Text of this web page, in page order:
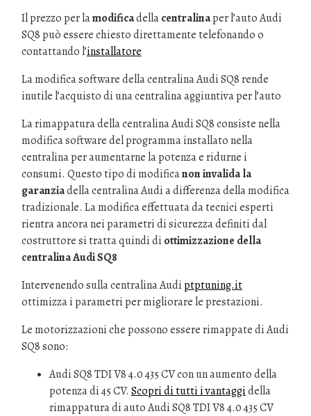
Il prezzo per lamodificadellacentralinaper l’auto Audi
SQ8 può essere chiesto direttamente telefonando o
contattando l’installatore
La modifica software della centralina Audi SQ8 rende
inutile l’acquisto di una centralina aggiuntiva per l’auto
La rimappatura della centralina Audi SQ8 consiste nella
modifica software del programma installato nella
centralina per aumentarne la potenza e ridurne i
consumi. Questo tipo di modificanon invalida la
garanziadella centralina Audi a differenza della modifica
tradizionale. La modifica effettuata da tecnici esperti
rientra ancora nei parametri di sicurezza definiti dal
costruttore si tratta quindi di ottimizzazione della
centralina Audi SQ8
Intervenendo sulla centralina Audiptptuning.it
ottimizza i parametri per migliorare le prestazioni.
Le motorizzazioni che possono essere rimappate di Audi
SQ8 sono:
Audi SQ8 TDI V8 4.0 435 CV con un aumento della
potenza di 45 CV. Scopri di tutti i vantaggidella
rimappatura di auto Audi SQ8 TDI V8 4.0 435 CV